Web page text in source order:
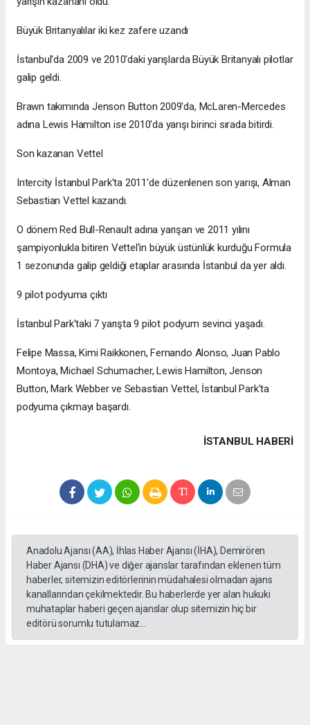
Büyük Britanyalılar iki kez zafere uzandı
İstanbul'da 2009 ve 2010'daki yarışlarda Büyük Britanyalı pilotlar
galip geldi.
Brawn takımında Jenson Button 2009'da, McLaren-Mercedes
adına Lewis Hamilton ise 2010'da yarışı birinci sırada bitirdi.
Son kazanan Vettel
Intercity İstanbul Park'ta 2011'de düzenlenen son yarışı, Alman
Sebastian Vettel kazandı.
O dönem Red Bull-Renault adına yarışan ve 2011 yılını
şampiyonlukla bitiren Vettel'in büyük üstünlük kurduğu Formula
1 sezonunda galip geldiği etaplar arasında İstanbul da yer aldı.
9 pilot podyuma çıktı
İstanbul Park'taki 7 yarışta 9 pilot podyum sevinci yaşadı.
Felipe Massa, Kimi Raikkonen, Fernando Alonso, Juan Pablo
Montoya, Michael Schumacher, Lewis Hamilton, Jenson
Button, Mark Webber ve Sebastian Vettel, İstanbul Park'ta
podyuma çıkmayı başardı.
İSTANBUL HABERİ
Anadolu Ajansı (AA), İhlas Haber Ajansı (İHA), Demirören
Haber Ajansı (DHA) ve diğer ajanslar tarafından eklenen tüm
haberler, sitemizin editörlerinin müdahalesi olmadan ajans
kanallarından çekilmektedir. Bu haberlerde yer alan hukuki
muhataplar haberi geçen ajanslar olup sitemizin hiç bir
editörü sorumlu tutulamaz...